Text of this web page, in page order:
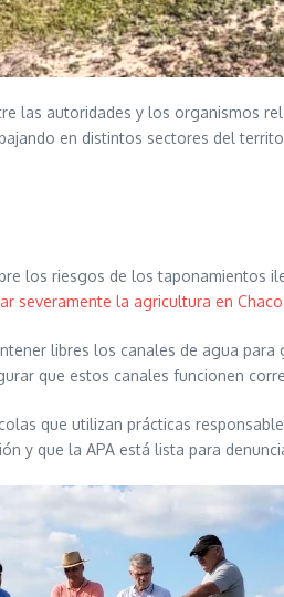
las autoridades y los organismos
en distintos sectores del
los riesgos de los
severamente la agricultura en
libres los canales de agua
que estos canales funcionen
que utilizan prácticas
y que la APA está lista para